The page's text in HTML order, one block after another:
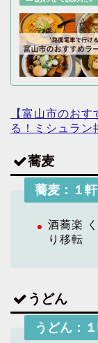
【富山市のお
る！ミシュラン
蕎麦
蕎麦：１軒
酒蕎楽
り移転
うどん
うどん：